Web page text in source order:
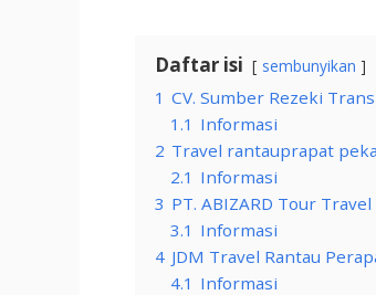
Daftar isi sembunyikan
1 CV. Sumber Rezeki
1.1 Informasi
2 Travel rantauprapat
2.1 Informasi
3 PT. ABIZARD Tour Travel
3.1 Informasi
4 JDM Travel Rantau
4.1 Informasi